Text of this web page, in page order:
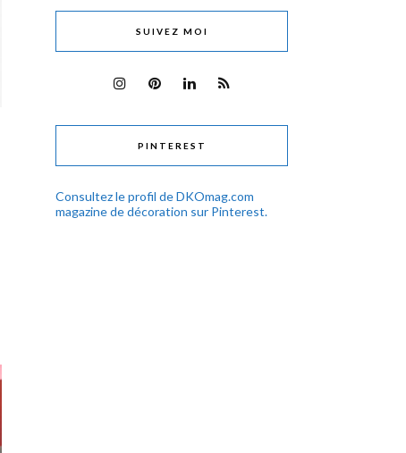
SUIVEZ MOI
PINTEREST
Consultez le profil de DKOmag.com
magazine de décoration sur Pinterest.